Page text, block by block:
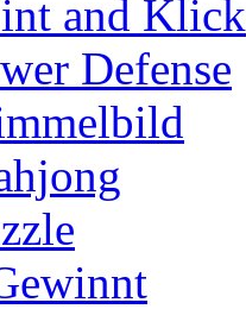
and Klick
Defense